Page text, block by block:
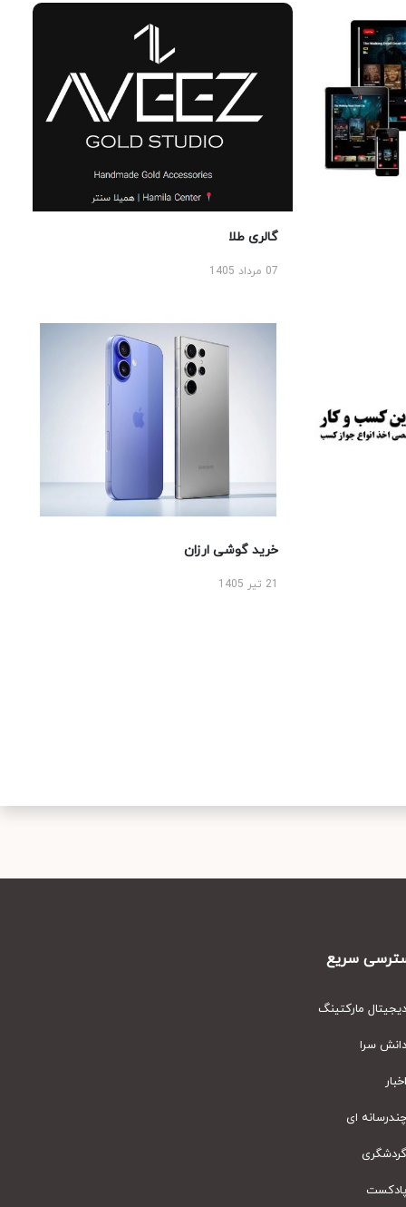
گالری طلا
07 مرداد 1405
خرید گوشی ارزان
سریع
مارکتینگ
سرا
ای